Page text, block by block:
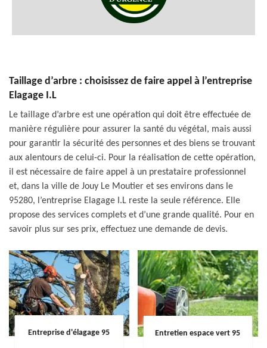
Taillage d’arbre : choisissez de faire appel à l’entreprise
Elagage I.L
Le taillage d’arbre est une opération qui doit être effectuée de
manière régulière pour assurer la santé du végétal, mais aussi
pour garantir la sécurité des personnes et des biens se trouvant
aux alentours de celui-ci. Pour la réalisation de cette opération,
il est nécessaire de faire appel à un prestataire professionnel
et, dans la ville de Jouy Le Moutier et ses environs dans le
95280, l’entreprise Elagage I.L reste la seule référence. Elle
propose des services complets et d’une grande qualité. Pour en
savoir plus sur ses prix, effectuez une demande de devis.
Entreprise d'élagage 95 Entretien espace vert 95